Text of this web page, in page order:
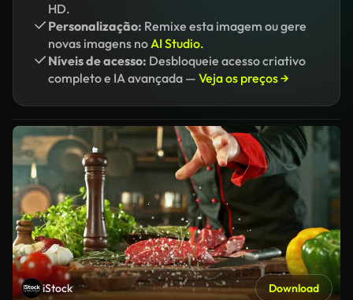
HD.
Personalização: Remixe esta imagem ou gere
novas imagens noAI Studio.
Níveis de acesso: Desbloqueie acesso criativo
completo e IA avançada — Veja os preços →
iStock Download